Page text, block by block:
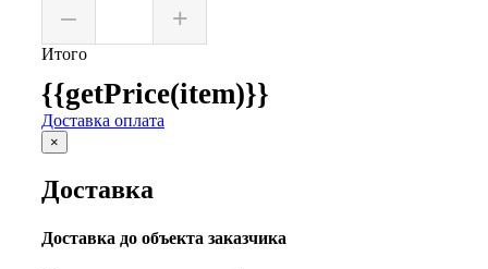
– +
Итого
{{getPrice(item)}}
Доставка оплата
×
Доставка
Доставка до объекта заказчика